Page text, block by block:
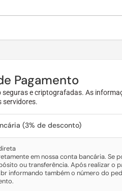
Pagamento
seguras e criptografadas. As
servidores.
(3% de desconto)
em nossa conta bancária. Se
ou transferência. Após realizar o
informando também o número do